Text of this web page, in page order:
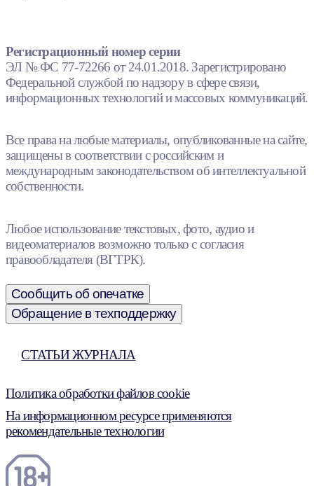
Регистрационный номер серии
ЭЛ № ФС 77-72266 от 24.01.2018. Зарегистрировано
Федеральной службой по надзору в сфере связи,
информационных технологий и массовых коммуникаций.
Все права на любые материалы, опубликованные на сайте,
защищены в соответствии с российским и
международным законодательством об интеллектуальной
собственности.
Любое использование текстовых, фото, аудио и
видеоматериалов возможно только с согласия
правообладателя (ВГТРК).
Сообщить об опечатке
Обращение в техподдержку
СТАТЬИ ЖУРНАЛА
Политика обработки файлов cookie
На информационном ресурсе применяются
рекомендательные технологии